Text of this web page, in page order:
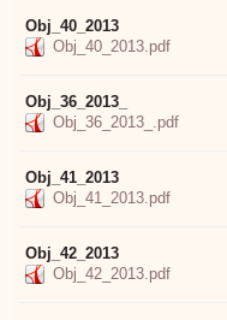
Obj_40_2013
Obj_40_2013.pdf
Obj_36_2013_
Obj_36_2013_.pdf
Obj_41_2013
Obj_41_2013.pdf
Obj_42_2013
Obj_42_2013.pdf